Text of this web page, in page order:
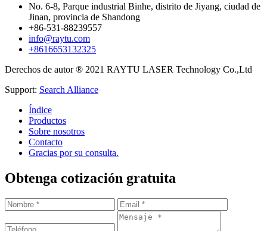
No. 6-8, Parque industrial Binhe, distrito de Jiyang, ciudad de
Jinan, provincia de Shandong
+86-531-88239557
info@raytu.com
+8616653132325
Derechos de autor ® 2021 RAYTU LASER Technology Co.,Ltd
Support: Search Alliance
Índice
Productos
Sobre nosotros
Contacto
Gracias por su consulta.
Obtenga cotización gratuita